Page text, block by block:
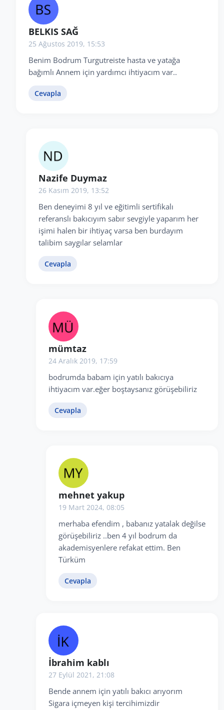
BELKIS SAĞ
25 Ağustos 2019, 15:53
Benim Bodrum Turgutreiste hasta ve yatağa
bağımlı Annem için yardımcı ihtiyacım var..
Cevapla
Nazife Duymaz
26 Kasım 2019, 13:52
Ben deneyimi 8 yıl ve eğitimli sertifikalı
referanslı bakıcıyım sabır sevgiyle yaparım her
işimi halen bir ihtiyaç varsa ben burdayım
talibim saygılar selamlar
Cevapla
mümtaz
24 Aralık 2019, 17:59
bodrumda babam için yatılı bakıcıya
ihtiyacım var.eğer boştaysanız görüşebiliriz
Cevapla
mehnet yakup
19 Mart 2024, 08:05
merhaba efendim , babanız yatalak değilse
görüşebiliriz ..ben 4 yıl bodrum da
akademisyenlere refakat ettim. Ben
Türküm
Cevapla
İbrahim kablı
27 Eylül 2021, 21:08
Bende annem için yatılı bakıcı arıyorım
Sigara içmeyen kişi tercihimizdir